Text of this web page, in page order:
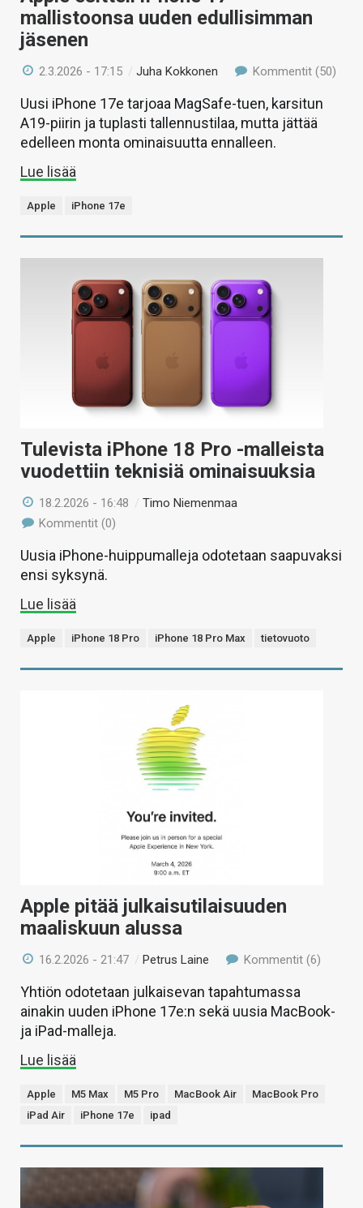
mallistoonsa uuden edullisimman
jäsenen
2.3.2026 - 17:15 /Juha Kokkonen Kommentit (50)
Uusi iPhone 17e tarjoaa MagSafe-tuen, karsitun
A19-piirin ja tuplasti tallennustilaa, mutta jättää
edelleen monta ominaisuutta ennalleen.
Lue lisää
Apple iPhone 17e
Tulevista iPhone 18 Pro -malleista
vuodettiin teknisiä ominaisuuksia
18.2.2026 - 16:48 /Timo Niemenmaa
Kommentit (0)
Uusia iPhone-huippumalleja odotetaan saapuvaksi
ensi syksynä.
Lue lisää
Apple iPhone 18 Pro iPhone 18 Pro Max tietovuoto
Apple pitää julkaisutilaisuuden
maaliskuun alussa
16.2.2026 - 21:47 /Petrus Laine Kommentit (6)
Yhtiön odotetaan julkaisevan tapahtumassa
ainakin uuden iPhone 17e:n sekä uusia MacBook-
ja iPad-malleja.
Lue lisää
Apple M5 Max M5 Pro MacBook Air
MacBook Pro
iPad Air
iPhone 17e ipad